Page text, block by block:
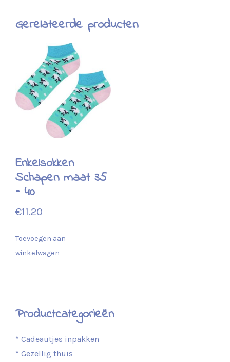
Gerelateerde producten
Enkelsokken
Schapen maat 35
– 40
€11.20
Toevoegen aan
winkelwagen
Productcategorieën
* Cadeautjes inpakken
* Gezellig thuis